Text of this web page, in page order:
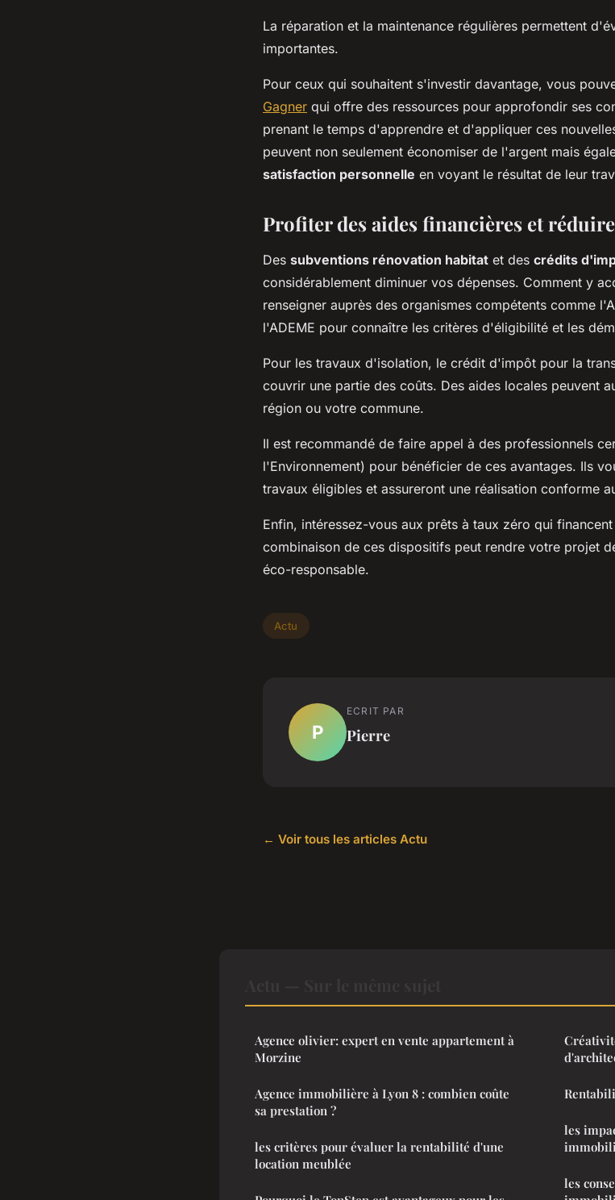
La réparation et la maintenance régulières permettent
importantes.
Pour ceux qui souhaitent s'investir davantage, vous
Gagner qui offre des ressources pour approfondir ses
prenant le temps d'apprendre et d'appliquer ces
peuvent non seulement économiser de l'argent mais
satisfaction personnelle en voyant le résultat de leur
Profiter des aides financières et
Des subventions rénovation habitat et des crédits
considérablement diminuer vos dépenses. Comment y
renseigner auprès des organismes compétents comme
l'ADEME pour connaître les critères d'éligibilité et les
Pour les travaux d'isolation, le crédit d'impôt pour la
couvrir une partie des coûts. Des aides locales peuvent
région ou votre commune.
Il est recommandé de faire appel à des professionnels
l'Environnement) pour bénéficier de ces avantages. Ils
travaux éligibles et assureront une réalisation conforme
Enfin, intéressez-vous aux prêts à taux zéro qui
combinaison de ces dispositifs peut rendre votre projet
éco-responsable.
Actu
P
ECRIT PAR
Pierre
← Voir tous les articles Actu
Agence olivier: expert en vente appartement à
Morzine
Agence immobilière à Lyon 8 : combien coûte
sa prestation ?
les critères pour évaluer la rentabilité d'une
location meublée
les
les